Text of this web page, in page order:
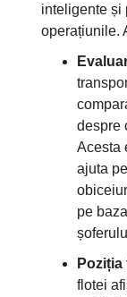
inteligente și
operațiunile.
despre
Acesta
ajuta
pe
Poziția
flotei